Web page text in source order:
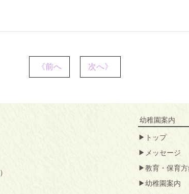
《前へ 次へ》
）
幼稚園案内
トップ
メッセージ
教育・保育
幼稚園案内